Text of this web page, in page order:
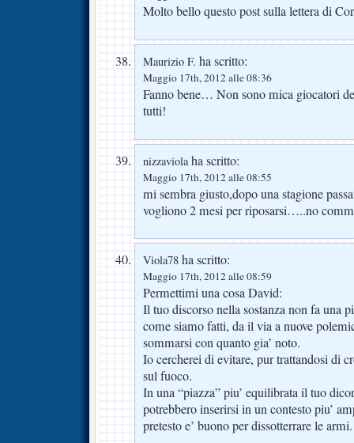
Molto bello questo post sulla lettera di
Maurizio F. ha scritto:
Maggio 17th, 2012 alle 08:36
Fanno bene… Non sono mica giocatori
tutti!
nizzaviolaha scritto:
Maggio 17th, 2012 alle 08:55
mi sembra giusto,dopo una stagione
vogliono 2 mesi per riposarsi…..no
Viola78 ha scritto:
Maggio 17th, 2012 alle 08:59
Permettimi una cosa David:
Il tuo discorso nella sostanza non fa una
come siamo fatti, da il via a nuove
sommarsi con quanto gia’ noto.
Io cercherei di evitare, pur trattandosi di
sul fuoco.
In una “piazza” piu’ equilibrata il tuo
potrebbero inserirsi in un contesto piu’
pretesto e’ buono per dissotterrare le armi.